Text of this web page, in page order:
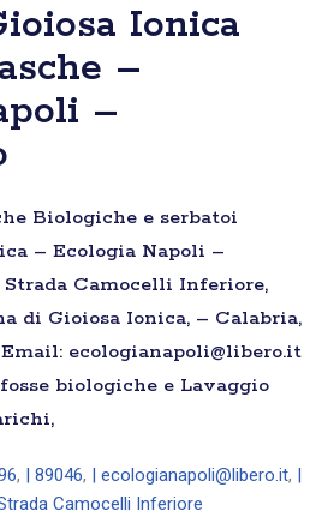
Ionica
–
–
Biologiche e serbatoi
– Ecologia Napoli –
Camocelli Inferiore,
di Gioiosa Ionica, – Calabria,
Email: ecologianapoli@libero.it
biologiche e Lavaggio
, | 89046, | ecologianapoli@libero.it,
Strada Camocelli Inferiore